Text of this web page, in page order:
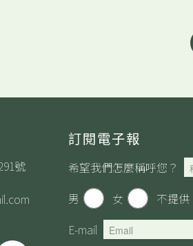
號
訂閱電子報
希望我們怎麼稱呼您？
男
女 不提供
E-mail